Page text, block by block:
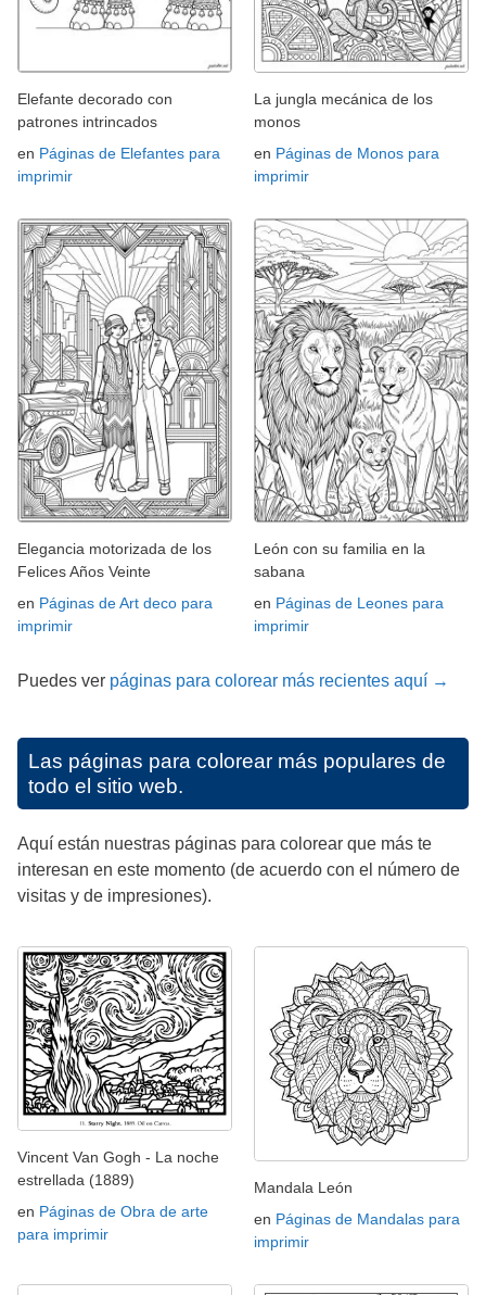
Elefante decorado con
patrones intrincados
en Páginas de Elefantes para
imprimir
La jungla mecánica de los
monos
en Páginas de Monos para
imprimir
Elegancia motorizada de los
Felices Años Veinte
en Páginas de Art deco para
imprimir
León con su familia en la
sabana
en Páginas de Leones para
imprimir
Puedes ver páginas para colorear más recientes aquí →
Las páginas para colorear más populares de
todo el sitio web.
Aquí están nuestras páginas para colorear que más te
interesan en este momento (de acuerdo con el número de
visitas y de impresiones).
Vincent Van Gogh - La noche
estrellada (1889)
en Páginas de Obra de arte
para imprimir
Mandala León
en Páginas de Mandalas para
imprimir